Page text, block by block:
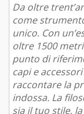
Da oltre
come
unico. Con
oltre 1500
punto di
capi e
raccontare la
indossa. La
sia il tuo stile,